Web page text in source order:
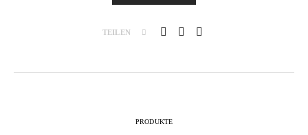
TEILEN
PRODUKTE